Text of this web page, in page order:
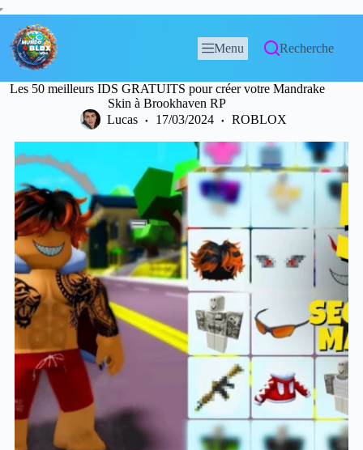
Menu Recherche
Les 50 meilleurs IDS GRATUITS pour créer votre Mandrake
Skin à Brookhaven RP
Lucas
17/03/2024 ROBLOX